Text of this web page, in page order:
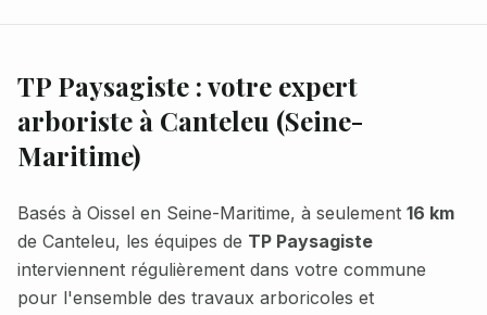
TP Paysagiste : votre expert
arboriste à Canteleu (Seine-
Maritime)
Basés à Oissel en Seine-Maritime, à seulement 16 km
de Canteleu, les équipes de TP Paysagiste
interviennent régulièrement dans votre commune
pour l'ensemble des travaux arboricoles et